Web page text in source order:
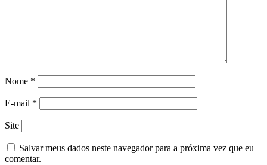
Nome *
E-mail *
Site
Salvar meus dados neste navegador para a próxima vez que eu
comentar.